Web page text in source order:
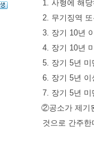
1. 사형에 해
2. 무기징역
3. 장기 10년
4. 장기 10년
5. 장기 5년 미
6. 장기 5년 이
7. 장기 5년 미
②공소가 제기
것으로 간주